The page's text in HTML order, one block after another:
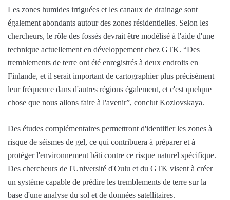
Les zones humides irriguées et les canaux de drainage sont
également abondants autour des zones résidentielles. Selon les
chercheurs, le rôle des fossés devrait être modélisé à l'aide d'une
technique actuellement en développement chez GTK. “Des
tremblements de terre ont été enregistrés à deux endroits en
Finlande, et il serait important de cartographier plus précisément
leur fréquence dans d'autres régions également, et c'est quelque
chose que nous allons faire à l'avenir”, conclut Kozlovskaya.
Des études complémentaires permettront d'identifier les zones à
risque de séismes de gel, ce qui contribuera à préparer et à
protéger l'environnement bâti contre ce risque naturel spécifique.
Des chercheurs de l'Université d'Oulu et du GTK visent à créer
un système capable de prédire les tremblements de terre sur la
base d'une analyse du sol et de données satellitaires.